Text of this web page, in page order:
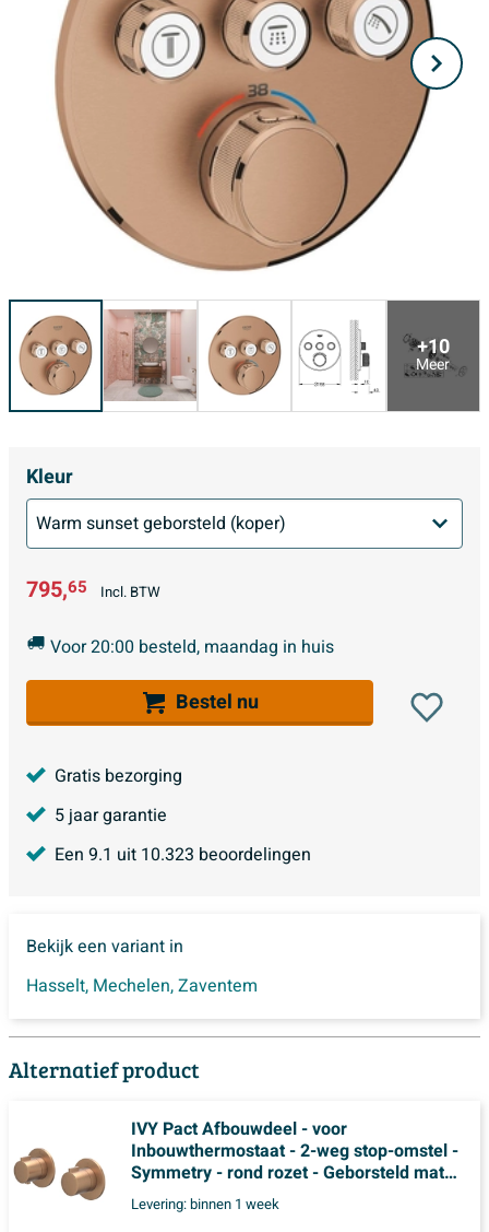
+10
Meer
Kleur
795,65 Incl. BTW
Voor 20:00 besteld, maandag in huis
Bestel nu
Gratis bezorging
5 jaar garantie
Een 9.1 uit 10.323 beoordelingen
Bekijk een variant in
Hasselt, Mechelen,Zaventem
Alternatief product
IVY Pact Afbouwdeel - voor
Inbouwthermostaat - 2-weg stop-omstel -
Symmetry - rond rozet - Geborsteld mat
koper PVD
Levering:binnen 1 week